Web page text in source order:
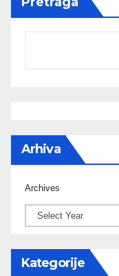
Arhiva
Archives
Kategorije